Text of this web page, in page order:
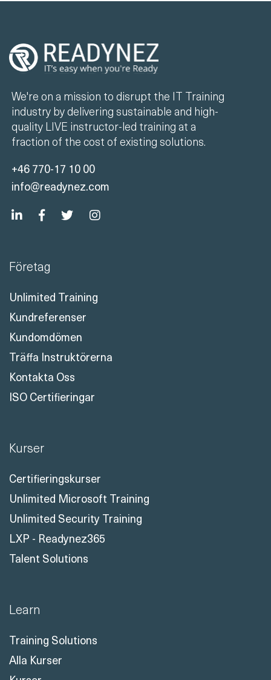
We're on a mission to disrupt the IT Training
industry by delivering sustainable and high-
quality LIVE instructor-led training at a
fraction of the cost of existing solutions.
+46 770-17 10 00
info@readynez.com
Företag
Unlimited Training
Kundreferenser
Kundomdömen
Träffa Instruktörerna
Kontakta Oss
ISO Certifieringar
Kurser
Certifieringskurser
Unlimited Microsoft Training
Unlimited Security Training
LXP - Readynez365
Talent Solutions
Learn
Training Solutions
Alla Kurser